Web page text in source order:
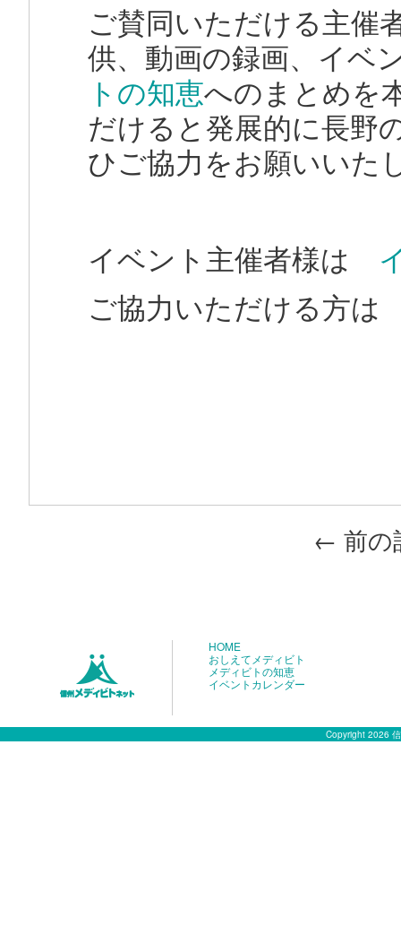
ご賛同いただける主催
供、動画の録画、イベ
トの知恵へのまとめを
だけると発展的に長野
ひご協力をお願いいた
イベント主催者様は
ご協力いただける方
← 前の
HOME
おしえてメディビト
メディビトの知恵
イベントカレンダー
Copyright 2026